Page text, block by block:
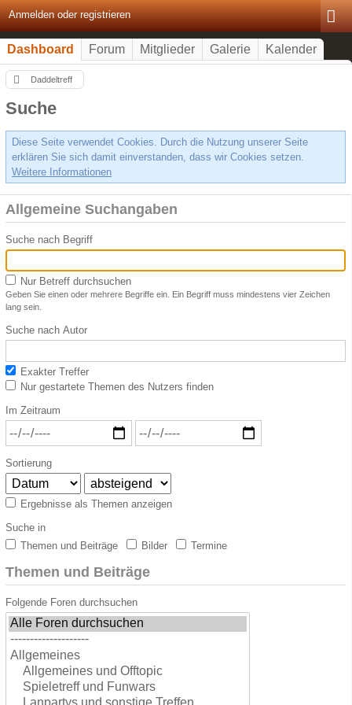
Anmelden oder registrieren
Dashboard Forum Mitglieder Galerie Kalender
Daddeltreff
Suche
Diese Seite verwendet Cookies. Durch die Nutzung unserer Seite
erklären Sie sich damit einverstanden, dass wir Cookies setzen.
Weitere Informationen
Allgemeine Suchangaben
Suche nach Begriff
Nur Betreff durchsuchen
Geben Sie einen oder mehrere Begriffe ein. Ein Begriff muss mindestens vier Zeichen
lang sein.
Suche nach Autor
Exakter Treffer
Nur gestartete Themen des Nutzers finden
Im Zeitraum
Sortierung
Ergebnisse als Themen anzeigen
Suche in
Themen und Beiträge
Bilder Termine
Themen und Beiträge
Folgende Foren durchsuchen